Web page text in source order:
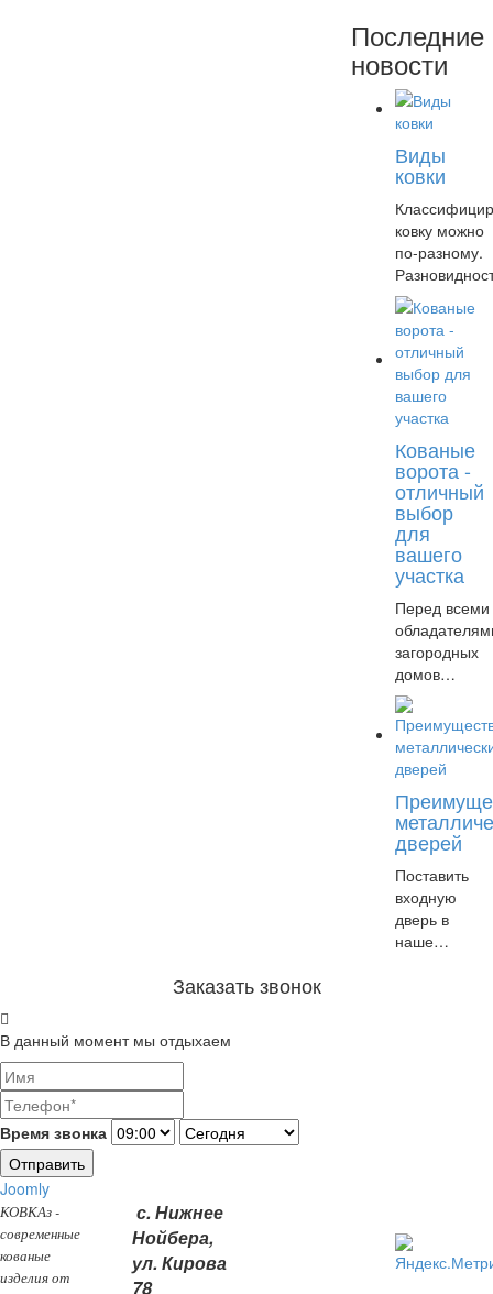
Последние
новости
Виды
ковки
ковку можно
по-разному.
Кованые
ворота -
отличный
выбор
для
вашего
участка
Перед всеми
загородных
домов…
дверей
Поставить
входную
дверь в
наше…
Заказать звонок
В данный момент мы отдыхаем
Время звонка
Отправить
Joomly
КОВКАз -
современные
кованые
изделия от
с. Нижнее
Нойбера,
ул. Кирова
78